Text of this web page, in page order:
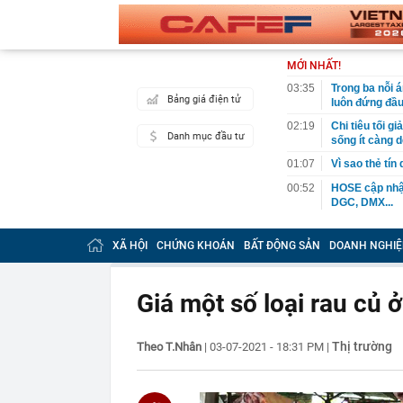
Bảng giá điện tử
Danh mục đầu tư
MỚI NHẤT!
03:35
Trong ba nỗi
luôn đứng
02:19
Chi tiêu tối
sống ít càng
01:07
Vì sao thẻ tín
00:52
HOSE cập
DGC, DMX...
00:12
Tiền lớn bất
phiếu Việt
00:05
Một doanh
00:04
Một yếu tố
sau bác sĩ
XÃ HỘI CHỨNG KHOÁN BẤT ĐỘNG SẢN DOANH
Giá một số loại rau củ
Theo T.Nhân | 03-07-2021 - 18:31 PM | Thị trường